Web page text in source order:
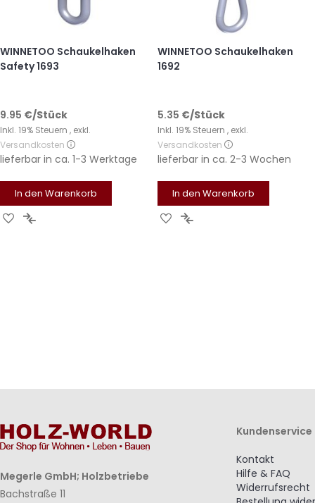
WINNETOO Schaukelhaken
Safety 1693
9.95 €/Stück
Inkl. 19% Steuern , exkl.
Versandkosten
lieferbar in ca. 1-3 Werktage
In den Warenkorb
Zur Zur
WINNETOO Schaukelhaken
1692
5.35 €/Stück
Inkl. 19% Steuern , exkl.
Versandkosten
lieferbar in ca. 2-3 Wochen
In den Warenkorb
Zur Zur
Megerle GmbH; Holzbetriebe
Bachstraße 11
Kundenservice
Kontakt
Hilfe & FAQ
Widerrufsrecht